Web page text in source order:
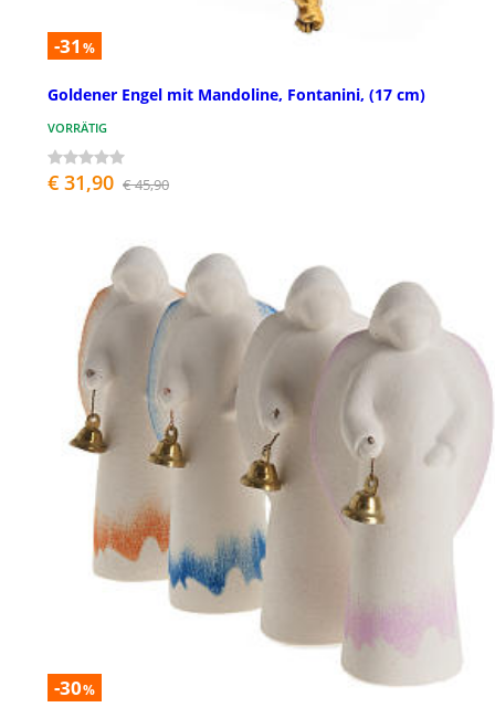
-31 %
Goldener Engel mit Mandoline, Fontanini, (17 cm)
VORRÄTIG
€ 31,90 € 45,90
-30%